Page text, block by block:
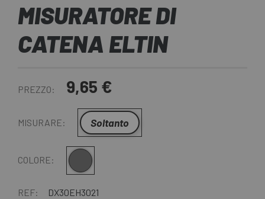
MISURATORE DI
CATENA ELTIN
PREZZO: 9,65 €
MISURARE: Soltanto
COLORE: Grigio
REF: DX30EH3021